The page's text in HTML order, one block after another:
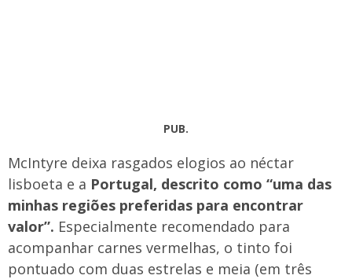
PUB.
McIntyre deixa rasgados elogios ao néctar
lisboeta e a Portugal, descrito como “uma das
minhas regiões preferidas para encontrar
valor”. Especialmente recomendado para
acompanhar carnes vermelhas, o tinto foi
pontuado com duas estrelas e meia (em três